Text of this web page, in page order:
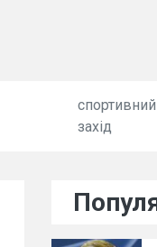
спортивний
захід